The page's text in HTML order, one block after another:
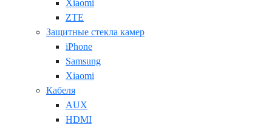
Xiaomi
ZTE
Защитные стекла камер
iPhone
Samsung
Xiaomi
Кабеля
AUX
HDMI